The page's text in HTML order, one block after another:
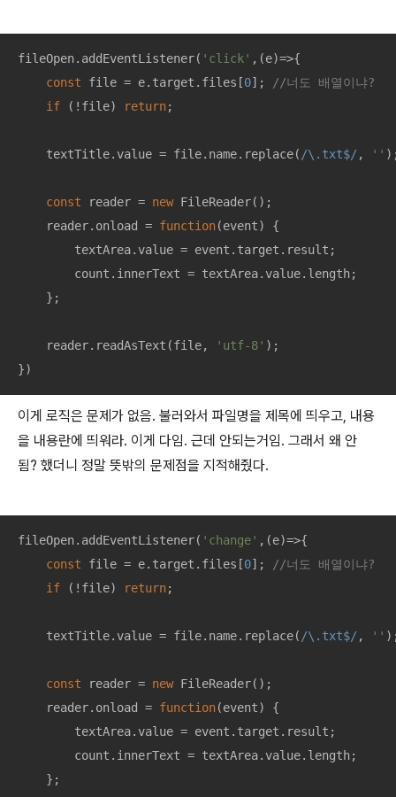
fileOpen.addEventListener( 'click' , (e)=>{
const file = e.target.files[0];
//너도 배열이냐?
if (!file) return;
    textTitle.value = file.name.replace(
/\.txt$/ , ''
const reader = new FileReader();
    reader.onload =
function(event) {
        textArea.value = event.target.result;
        count.innerText = textArea.value.length;
    };
    reader.readAsText(file,
'utf-8' );
})
이게 로직은 문제가 없음. 불러와서 파일명을 제목에 띄우고, 내용
을 내용란에 띄워라. 이게 다임. 근데 안되는거임. 그래서 왜 안
됨? 했더니 정말 뜻밖의 문제점을 지적해줬다.
fileOpen.addEventListener( 'change' , (e)=>{
const file = e.target.files[0];
//너도 배열이냐?
if (!file) return;
    textTitle.value = file.name.replace(
/\.txt$/ , ''
const reader = new FileReader();
    reader.onload =
function(event) {
        textArea.value = event.target.result;
        count.innerText = textArea.value.length;
    };